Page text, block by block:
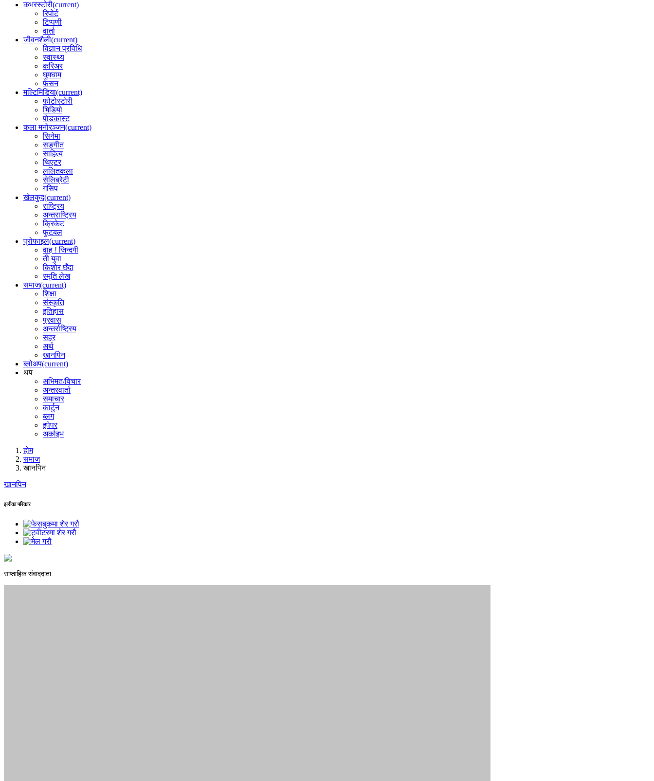
कभरस्टोरी(current)
रिपोर्ट
टिप्पणी
वार्ता
जीवनशैली(current)
विज्ञान प्रविधि
स्वास्थ्य
करिअर
घुमघाम
फेसन
मल्टिमिडिया(current)
फोटोस्टोरी
भिडियो
पोडकास्ट
कला मनोरञ्जन(current)
सिनेमा
सङ्गीत
साहित्य
थिएटर
ललितकला
सेलिब्रेटी
गसिप
खेलकुद(current)
राष्ट्रिय
अन्तराष्ट्रिय
क्रिकेट
फुटबल
प्रोफाइल(current)
वाह ! जिन्दगी
ती युवा
किशोर छँदा
स्मृति लेख
समाज(current)
शिक्षा
संस्कृति
इतिहास
प्रवास
अन्तर्राष्ट्रिय
सहर
अर्थ
खानपिन
ब्लोअप(current)
थप
अभिमत/विचार
अन्तरवार्ता
समाचार
कार्टुन
ब्लग
इपेपर
अर्काइभ
होम
समाज
खानपिन
खानपिन
झरीका परिकार
साप्ताहिक संवाददाता